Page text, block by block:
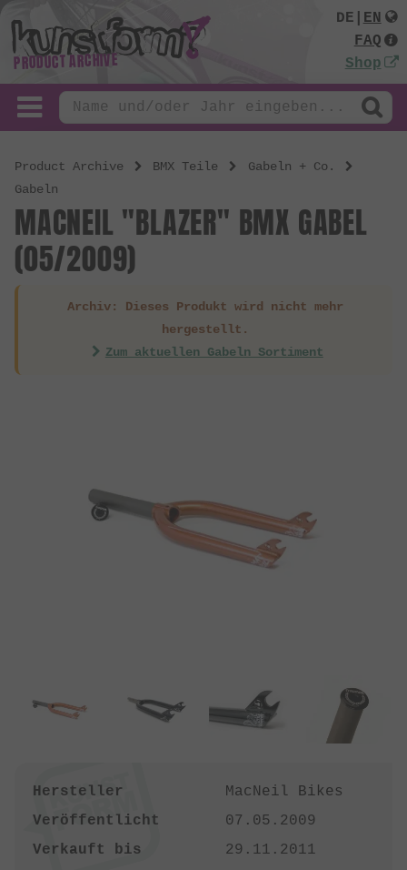
PRODUCT ARCHIVE
DE
EN
FAQ
Shop
Product Archive BMX Teile
Gabeln + Co.
Gabeln
MACNEIL "BLAZER" BMX GABEL
(05/2009)
Archiv: Dieses Produkt wird nicht mehr
hergestellt.
Zum aktuellen Gabeln Sortiment
Hersteller
MacNeil Bikes
Veröffentlicht
07.05.2009
Verkauft bis
29.11.2011